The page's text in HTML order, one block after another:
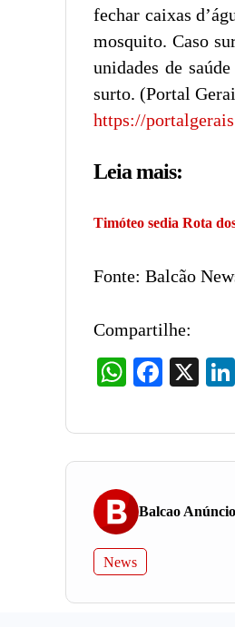
fechar caixas
mosquito. Caso
unidades de
surto. (Portal
https://
Leia mais:
Timóteo sedia Rota
Fonte: Balcão
Compartilhe:
WhatsAppFacebook
Balcao
News